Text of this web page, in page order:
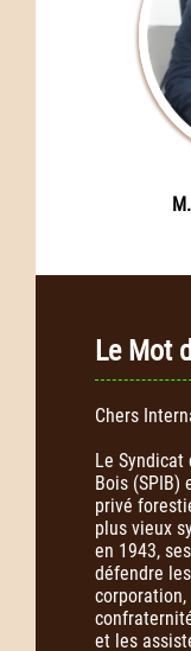
Le Mot
Chers
Le Syndicat
Bois (SPIB)
privé
plus vieux
en 1943,
défendre
et les